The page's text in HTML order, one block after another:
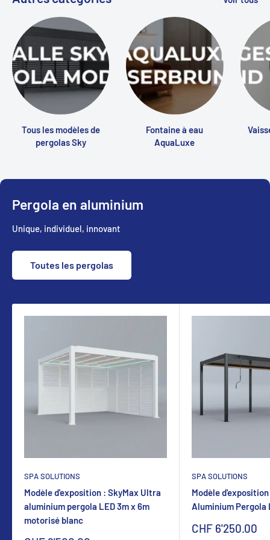
Tous les modèles de
pergolas Sky
Fontaine à eau
AquaLuxe
Pergola en aluminium
Unique, individuel, innovant
Toutes les pergolas
SPA SOLUTIONS
Modèle d'exposition : SkyMax Ultra
aluminium pergola LED 3m x 6m
motorisé blanc
SPA SOLUTIONS
Modèle
Aluminium Pergola
Sonderpreis
CHF 6'250.00